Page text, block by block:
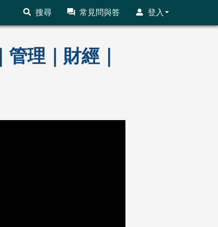
搜尋 常見問與答 登入
理｜財經｜